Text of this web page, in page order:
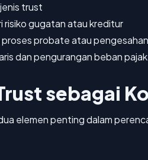
trust
risiko gugatan atau kreditur
probate atau
dan pengurangan beban pajak
sebagai
elemen penting dalam